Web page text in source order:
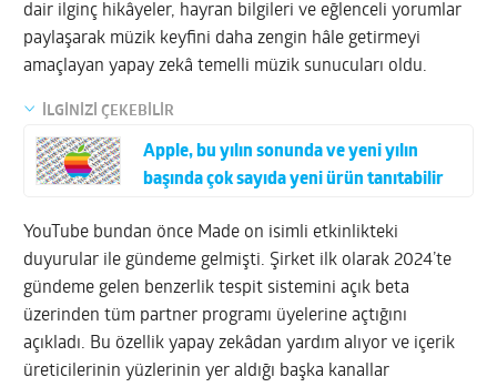
dair ilginç hikâyeler, hayran bilgileri ve eğlenceli yorumlar
paylaşarak müzik keyfini daha zengin hâle getirmeyi
amaçlayan yapay zekâ temelli müzik sunucuları oldu.
İLGİNİZİ ÇEKEBİLİR
Apple, bu yılın sonunda ve yeni yılın
başında çok sayıda yeni ürün tanıtabilir
YouTube bundan önce Made on isimli etkinlikteki
duyurular ile gündeme gelmişti. Şirket ilk olarak 2024’te
gündeme gelen benzerlik tespit sistemini açık beta
üzerinden tüm partner programı üyelerine açtığını
açıkladı. Bu özellik yapay zekâdan yardım alıyor ve içerik
üreticilerinin yüzlerinin yer aldığı başka kanallar